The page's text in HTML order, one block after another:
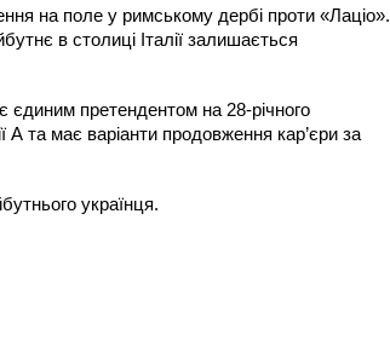
на поле у римському дербі проти «Лаціо».
в столиці Італії залишається
претендентом на 28-річного
та має варіанти продовження кар’єри за
українця.